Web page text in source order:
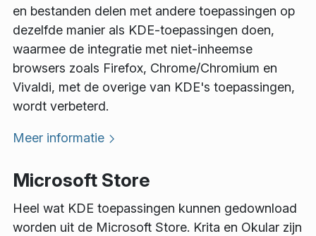
en bestanden delen met andere toepassingen op
dezelfde manier als KDE-toepassingen doen,
waarmee de integratie met niet-inheemse
browsers zoals Firefox, Chrome/Chromium en
Vivaldi, met de overige van KDE's toepassingen,
wordt verbeterd.
Meer informatie
Microsoft Store
Heel wat KDE toepassingen kunnen gedownload
worden uit de Microsoft Store. Krita en Okular zijn